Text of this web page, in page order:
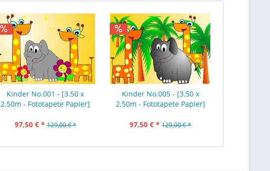
Kinder No.001 - [3.50 x
2.50m - Fototapete Papier]
97,50 € * 129,00 € *
Kinder No.005 - [3.50 x
2.50m - Fototapete Papier]
97,50 € * 129,00 € *